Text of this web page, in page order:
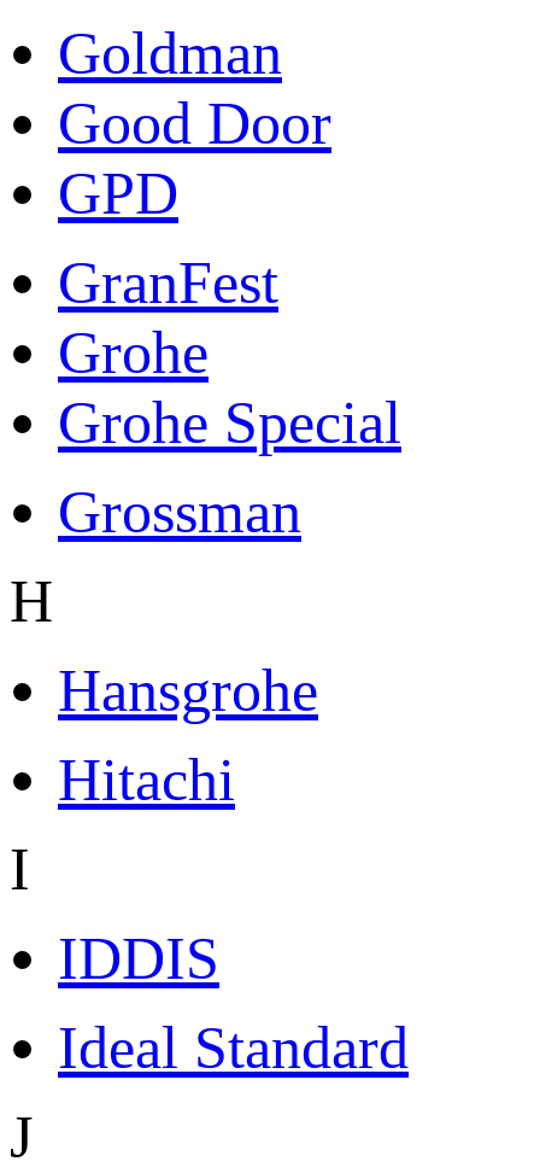
Goldman
Good Door
GPD
GranFest
Grohe
Grohe Special
Grossman
H
Hansgrohe
Hitachi
I
IDDIS
Ideal Standard
J